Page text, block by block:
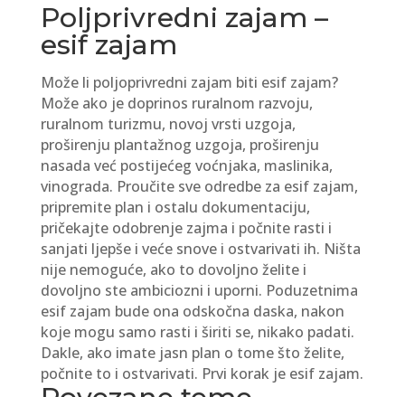
Poljprivredni zajam –
esif zajam
Može li poljoprivredni zajam biti esif zajam?
Može ako je doprinos ruralnom razvoju,
ruralnom turizmu, novoj vrsti uzgoja,
proširenju plantažnog uzgoja, proširenju
nasada već postijećeg voćnjaka, maslinika,
vinograda. Proučite sve odredbe za esif zajam,
pripremite plan i ostalu dokumentaciju,
pričekajte odobrenje zajma i počnite rasti i
sanjati ljepše i veće snove i ostvarivati ih. Ništa
nije nemoguće, ako to dovoljno želite i
dovoljno ste ambiciozni i uporni. Poduzetnima
esif zajam bude ona odskočna daska, nakon
koje mogu samo rasti i širiti se, nikako padati.
Dakle, ako imate jasn plan o tome što želite,
počnite to i ostvarivati. Prvi korak je esif zajam.